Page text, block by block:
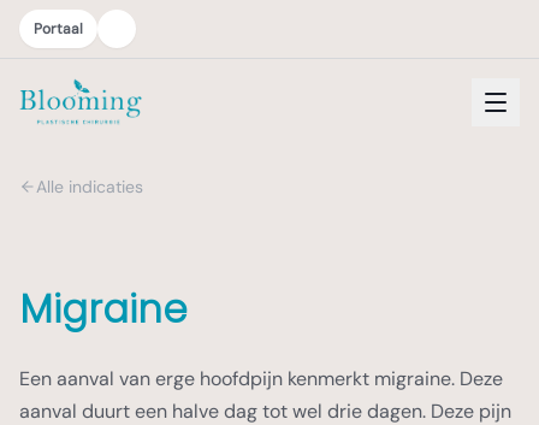
Portaal
Alle indicaties
Migraine
Een aanval van erge hoofdpijn kenmerkt migraine. Deze
aanval duurt een halve dag tot wel drie dagen. Deze pijn